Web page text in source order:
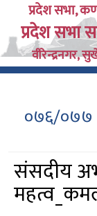
main
content
प्रदेश सभा,
प्रदेश सभा
वीरेन्द्रनगर,
०७६/०७७
संसदीय